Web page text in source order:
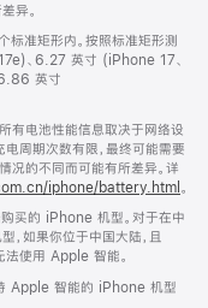
异。
标准矩形内。按照标准矩形测
、6.27 英寸 (iPhone 17、
英寸
有电池性能信息取决于网络设
周期次数有限，最终可能需要
况的不同而可能有所差异。详
iphone/battery.html 。
买的 iPhone 机型。对于在中
如果你位于中国大陆，且
法使用 Apple 智能。
Apple 智能的 iPhone 机型